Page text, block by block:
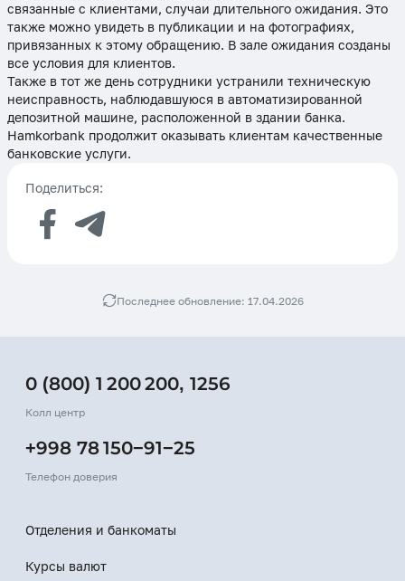
связанные с клиентами, случаи длительного ожидания. Это
также можно увидеть в публикации и на фотографиях,
привязанных к этому обращению. В зале ожидания созданы
все условия для клиентов.
Также в тот же день сотрудники устранили техническую
неисправность, наблюдавшуюся в автоматизированной
депозитной машине, расположенной в здании банка.
Hamkorbank продолжит оказывать клиентам качественные
банковские услуги.
Поделиться:
Последнее обновление: 17.04.2026
0 (800) 1 200 200, 1256
Колл центр
+998 78 150−91−25
Телефон доверия
Отделения и банкоматы
Курсы валют